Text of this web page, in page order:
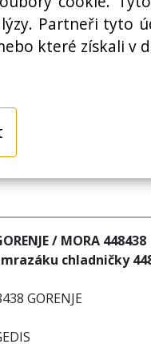
Partneři tyto
které získali v
/ MORA 448438
chladničky
GORENJE